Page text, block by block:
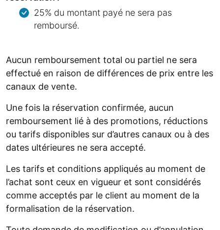
25% du montant payé ne sera pas
remboursé.
Aucun remboursement total ou partiel ne sera
effectué en raison de différences de prix entre les
canaux de vente.
Une fois la réservation confirmée, aucun
remboursement lié à des promotions, réductions
ou tarifs disponibles sur d’autres canaux ou à des
dates ultérieures ne sera accepté.
Les tarifs et conditions appliqués au moment de
l’achat sont ceux en vigueur et sont considérés
comme acceptés par le client au moment de la
formalisation de la réservation.